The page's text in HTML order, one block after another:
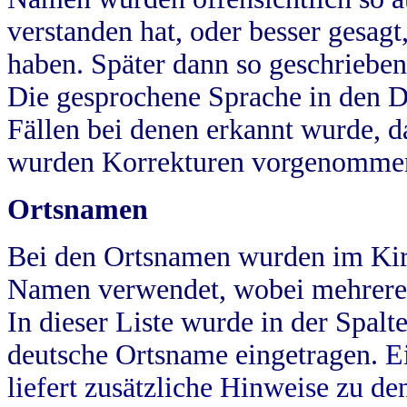
verstanden hat, oder besser
haben. Später dann so
Die gesprochene Sprache in
Fällen bei denen erkannt wurde,
wurden Korrekturen
Ortsnamen
Bei den Ortsnamen wurden im
Namen verwendet, wobei
In dieser Liste wurde in der
deutsche Ortsname eingetragen.
liefert zusätzliche Hinweise zu